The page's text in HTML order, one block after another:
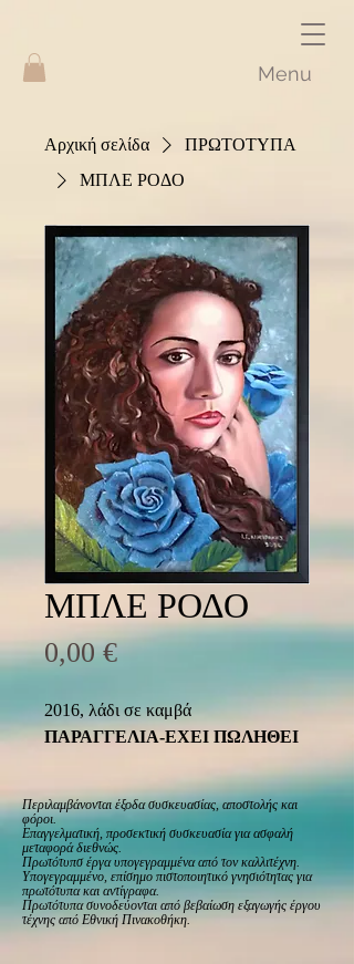
Menu
Αρχική σελίδα
ΠΡΩΤΟΤΥΠΑ
ΜΠΛΕ ΡΟΔΟ
ΜΠΛΕ ΡΟΔΟ
0,00 €Τιμή
2016, λάδι σε καμβά
ΠΑΡΑΓΓΕΛΙΑ-ΕΧΕΙ ΠΩΛΗΘΕΙ
Περιλαμβάνονται έξοδα συσκευασίας, αποστολής και
φόροι.
Επαγγελματική, προσεκτική συσκευασία για ασφαλή
μεταφορά διεθνώς.
Πρωτότυπσ έργα υπογεγραμμένα από τον καλλιτέχνη.
Υπογεγραμμένο, επίσημο πιστοποιητικό γνησιότητας για
πρωτότυπα και αντίγραφα.
Πρωτότυπα συνοδεύονται από βεβαίωση εξαγωγής έργου
τέχνης από Εθνική Πινακοθήκη.